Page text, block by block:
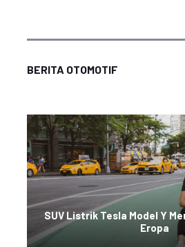
BERITA OTOMOTIF
SUV Listrik Tesla Model Y
Eropa